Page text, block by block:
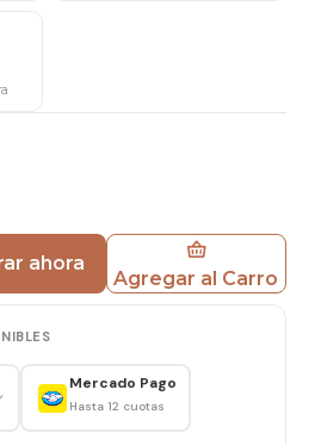
y exterior techado.
cocinas, terrazas techadas,
o ligeramente húmedo.
y la exposición
y pernos para su armado
Agregar al Carro
ahora
Mercado Pago
Hasta 12 cuotas